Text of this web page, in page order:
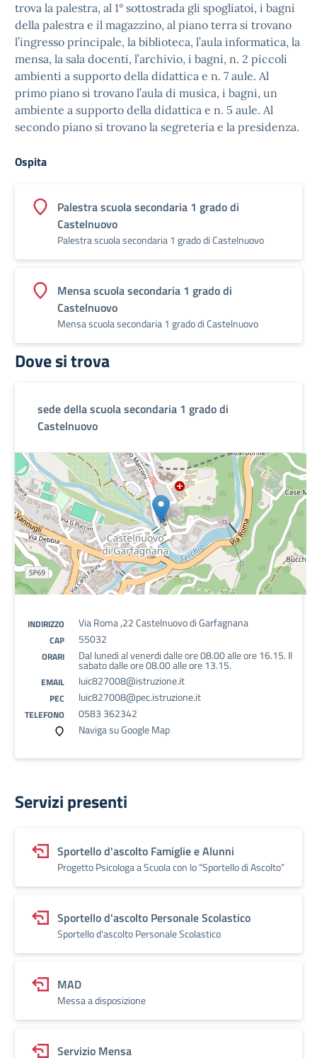
trova la palestra, al 1° sottostrada gli spogliatoi, i bagni
della palestra e il magazzino, al piano terra si trovano
l’ingresso principale, la biblioteca, l’aula informatica, la
mensa, la sala docenti, l’archivio, i bagni, n. 2 piccoli
ambienti a supporto della didattica e n. 7 aule. Al
primo piano si trovano l’aula di musica, i bagni, un
ambiente a supporto della didattica e n. 5 aule. Al
secondo piano si trovano la segreteria e la presidenza.
Ospita
Palestra scuola secondaria 1 grado di
Castelnuovo
Palestra scuola secondaria 1 grado di Castelnuovo
Mensa scuola secondaria 1 grado di
Castelnuovo
Mensa scuola secondaria 1 grado di Castelnuovo
Dove si trova
sede della scuola secondaria 1 grado di
Castelnuovo
INDIRIZZO Via Roma ,22 Castelnuovo di Garfagnana
CAP 55032
ORARI Dal lunedi al venerdi dalle ore 08.00 alle ore 16.15. Il
sabato dalle ore 08.00 alle ore 13.15.
EMAIL luic827008@istruzione.it
PEC luic827008@pec.istruzione.it
TELEFONO
0583 362342
Naviga su Google Map
Servizi presenti
Sportello d'ascolto Famiglie e Alunni
Progetto Psicologa a Scuola con lo “Sportello di Ascolto”
Sportello d'ascolto Personale Scolastico
Sportello d'ascolto Personale Scolastico
MAD
Messa a disposizione
Servizio Mensa